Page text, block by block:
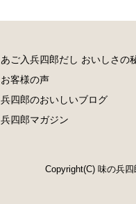
あご入兵四郎だし おいしさの
お客様の声
兵四郎のおいしいブログ
兵四郎マガジン
Copyright(C) 味の兵